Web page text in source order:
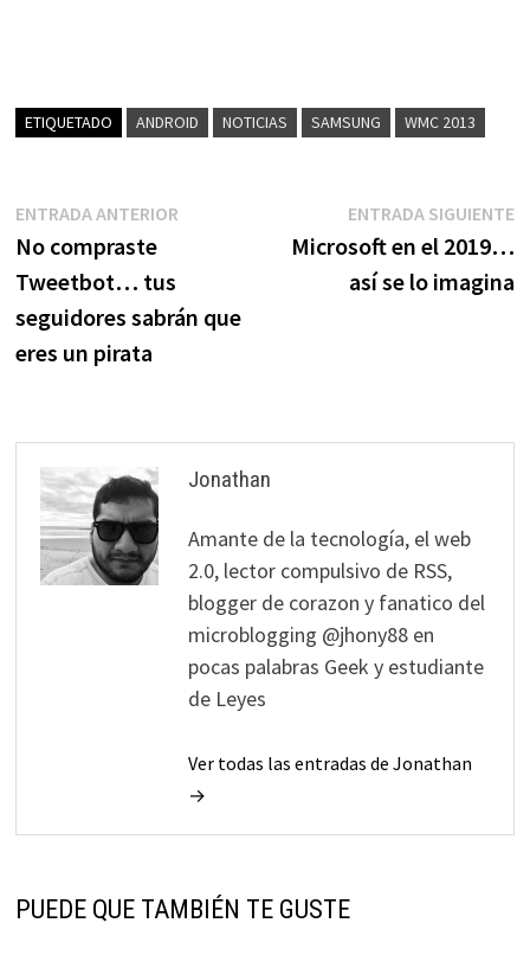
ETIQUETADO ANDROID NOTICIAS SAMSUNG WMC 2013
Navegación
de
entradas
ENTRADA ANTERIOREntrada
No compraste
Tweetbot… tus
seguidores sabrán que
eres un pirata
ENTRADA SIGUIENTE
Microsoft en el 2019…
así se lo imagina
Jonathan
Amante de la tecnología, el web
2.0, lector compulsivo de RSS,
blogger de corazon y fanatico del
microblogging @jhony88 en
pocas palabras Geek y estudiante
de Leyes
Ver todas las entradas de Jonathan
→
PUEDE QUE TAMBIÉN TE GUSTE